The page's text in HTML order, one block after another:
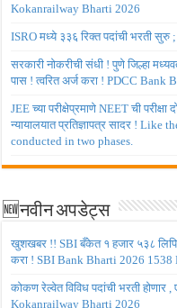
Kokanrailway Bharti 2026
ISRO मध्ये ३३६ रिक्त पदांची भरती सुरु
सरकारी नोकरीची संधी ! पुणे जिल्हा
पास ! त्वरित अर्ज करा ! PDCC Bank
JEE च्या परीक्षेप्रमाणे NEET ची
न्यायालयात प्रतिज्ञापत्र सादर !
conducted in two phases.
🆕नवीन अपडेट्स
खुशखबर !! SBI बँकेत १ हजार ५३८
करा ! SBI Bank Bharti 2026 1538
कोकण रेल्वेत विविध पदांची भरती
Kokanrailway Bharti 2026